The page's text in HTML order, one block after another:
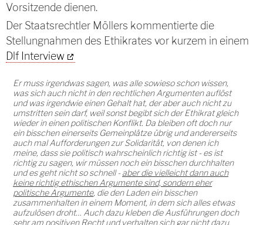
Vorsitzende dienen.
Der Staatsrechtler Möllers kommentierte die
Stellungnahmen des Ethikrates vor kurzem in einem
Dlf Interview
Er muss irgendwas sagen, was alle sowieso schon wissen,
was sich auch nicht in den rechtlichen Argumenten auflöst
und was irgendwie einen Gehalt hat, der aber auch nicht zu
umstritten sein darf, weil sonst begibt sich der Ethikrat gleich
wieder in einen politischen Konflikt. Da bleiben oft doch nur
ein bisschen einerseits Gemeinplätze übrig und andererseits
auch mal Aufforderungen zur Solidarität, von denen ich
meine, dass sie politisch wahrscheinlich richtig ist - es ist
richtig zu sagen, wir müssen noch ein bisschen durchhalten
und es geht nicht so schnell -aber die vielleicht dann auch
keine richtig ethischen Argumente sind, sondern eher
politische Argumente, die den Laden ein bisschen
zusammenhalten in einem Moment, in dem sich alles etwas
aufzulösen droht… Auch dazu kleben die Ausführungen doch
sehr am positiven Recht und verhalten sich gar nicht dazu,